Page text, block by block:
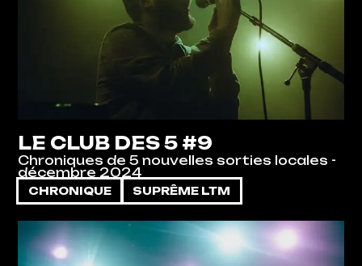
LE CLUB DES 5 #9
Chroniques de 5 nouvelles sorties locales -
décembre 2024
CHRONIQUE SUPRÊME LTM